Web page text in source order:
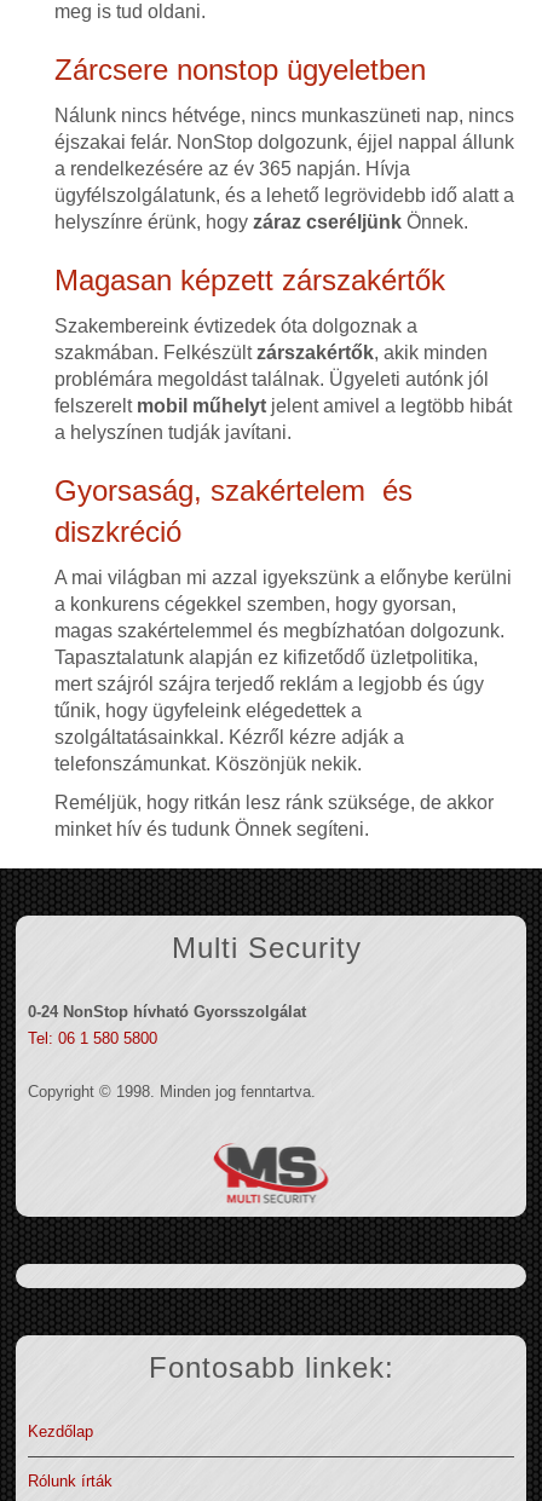
meg is tud oldani.
Zárcsere nonstop ügyeletben
Nálunk nincs hétvége, nincs munkaszüneti nap, nincs
éjszakai felár. NonStop dolgozunk, éjjel nappal állunk
a rendelkezésére az év 365 napján. Hívja
ügyfélszolgálatunk, és a lehető legrövidebb idő alatt a
helyszínre érünk, hogy záraz cseréljünkÖnnek.
Magasan képzett zárszakértők
Szakembereink évtizedek óta dolgoznak a
szakmában. Felkészültzárszakértők, akik minden
problémára megoldást találnak. Ügyeleti autónk jól
felszerelt mobil műhelytjelent amivel a legtöbb hibát
a helyszínen tudják javítani.
Gyorsaság, szakértelem és
diszkréció
A mai világban mi azzal igyekszünk a előnybe kerülni
a konkurens cégekkel szemben, hogy gyorsan,
magas szakértelemmel és megbízhatóan dolgozunk.
Tapasztalatunk alapján ez kifizetődő üzletpolitika,
mert szájról szájra terjedő reklám a legjobb és úgy
tűnik, hogy ügyfeleink elégedettek a
szolgáltatásainkkal. Kézről kézre adják a
telefonszámunkat. Köszönjük nekik.
Reméljük, hogy ritkán lesz ránk szüksége, de akkor
minket hív és tudunk Önnek segíteni.
Multi Security
0-24 NonStop hívható Gyorsszolgálat
Tel: 06 1 580 5800
Copyright © 1998. Minden jog fenntartva.
Fontosabb linkek:
Kezdőlap
Rólunk írták